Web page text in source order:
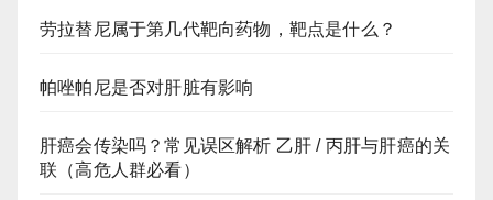
劳拉替尼属于第几代靶向药物，靶点是什么？
帕唑帕尼是否对肝脏有影响
肝癌会传染吗？常见误区解析 乙肝 / 丙肝与肝癌的关
联（高危人群必看）